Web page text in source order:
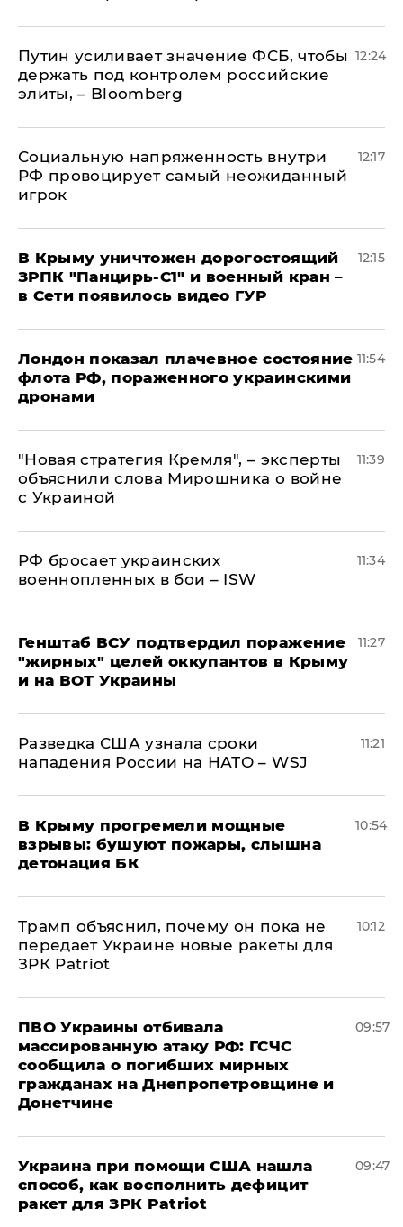
Путин усиливает значение ФСБ, чтобы
держать под контролем российские
элиты, – Bloomberg
12:24
Социальную напряженность внутри
РФ провоцирует самый неожиданный
игрок
12:17
В Крыму уничтожен дорогостоящий
ЗРПК "Панцирь-С1" и военный кран –
в Сети появилось видео ГУР
12:15
Лондон показал плачевное состояние
флота РФ, пораженного украинскими
дронами
11:54
"Новая стратегия Кремля", – эксперты
объяснили слова Мирошника о войне
с Украиной
11:39
РФ бросает украинских
военнопленных в бои – ISW
11:34
Генштаб ВСУ подтвердил поражение
"жирных" целей оккупантов в Крыму
и на ВОТ Украины
11:27
Разведка США узнала сроки
нападения России на НАТО – WSJ
11:21
В Крыму прогремели мощные
взрывы: бушуют пожары, слышна
детонация БК
10:54
Трамп объяснил, почему он пока не
передает Украине новые ракеты для
ЗРК Patriot
10:12
ПВО Украины отбивала
массированную атаку РФ: ГСЧС
сообщила о погибших мирных
гражданах на Днепропетровщине и
Донетчине
09:57
Украина при помощи США нашла
способ, как восполнить дефицит
ракет для ЗРК Patriot
09:47